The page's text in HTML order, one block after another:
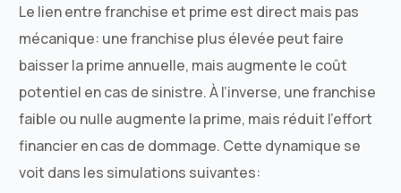
Le lien entre franchise et prime est direct mais pas
mécanique: une franchise plus élevée peut faire
baisser la prime annuelle, mais augmente le coût
potentiel en cas de sinistre. À l’inverse, une franchise
faible ou nulle augmente la prime, mais réduit l’effort
financier en cas de dommage. Cette dynamique se
voit dans les simulations suivantes: